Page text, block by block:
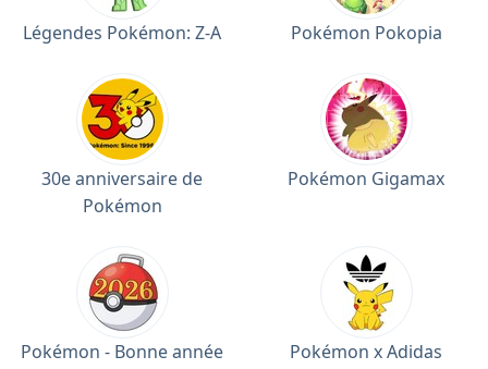
Légendes Pokémon: Z-A Pokémon Pokopia
30e anniversaire de
Pokémon
Pokémon Gigamax
Pokémon - Bonne année
Pokémon x Adidas